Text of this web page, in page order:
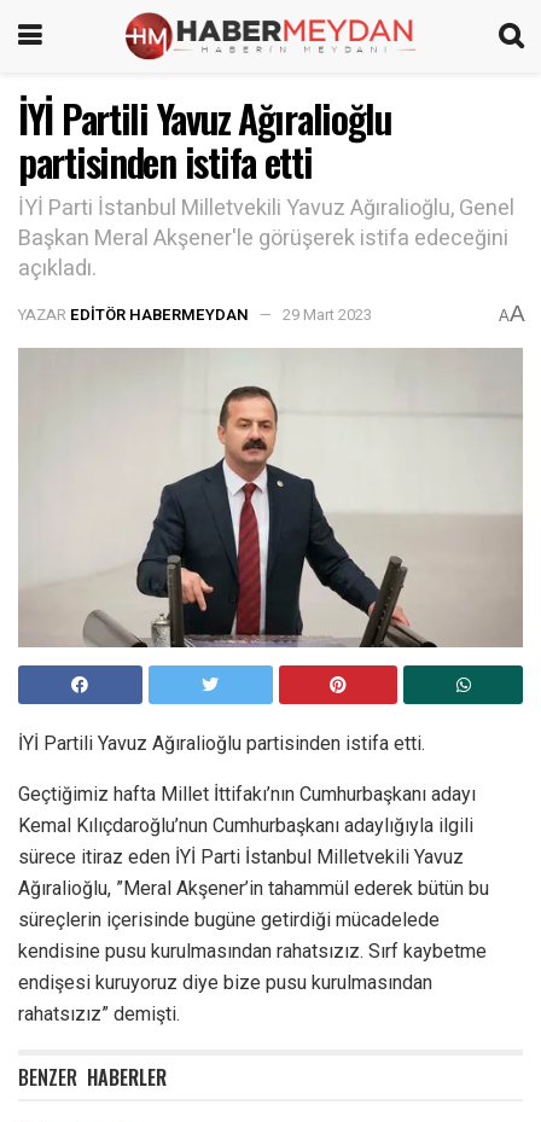
İYİ Partili Yavuz Ağıralioğlu
partisinden istifa etti
İYİ Parti İstanbul Milletvekili Yavuz Ağıralioğlu, Genel
Başkan Meral Akşener'le görüşerek istifa edeceğini
açıkladı.
YAZAR EDITÖR HABERMEYDAN 29 Mart 2023 AA
İYİ Partili Yavuz Ağıralioğlu partisinden istifa etti.
Geçtiğimiz hafta Millet İttifakı’nın Cumhurbaşkanı adayı
Kemal Kılıçdaroğlu’nun Cumhurbaşkanı adaylığıyla ilgili
sürece itiraz eden İYİ Parti İstanbul Milletvekili Yavuz
Ağıralioğlu, ”Meral Akşener’in tahammül ederek bütün bu
süreçlerin içerisinde bugüne getirdiği mücadelede
kendisine pusu kurulmasından rahatsızız. Sırf kaybetme
endişesi kuruyoruz diye bize pusu kurulmasından
rahatsızız” demişti.
BENZER HABERLER